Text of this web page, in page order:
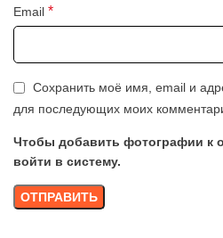
Email *
Сохранить моё имя, email и
для последующих моих
Чтобы добавить фотографии к
войти в систему.